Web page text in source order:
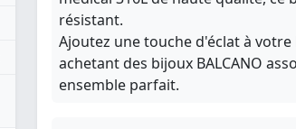
résistant.
Ajoutez une touche d'éclat à votre
achetant des bijoux BALCANO
ensemble parfait.